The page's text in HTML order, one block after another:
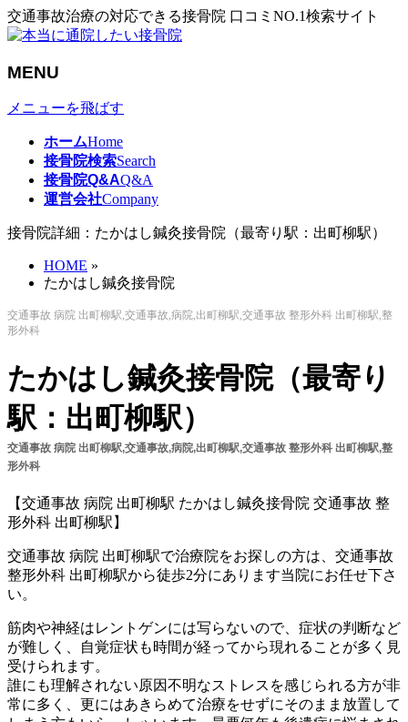
交通事故治療の対応できる接骨院 口コミNO.1検索サイト
MENU
メニューを飛ばす
ホームHome
接骨院検索Search
接骨院Q&AQ&A
運営会社Company
接骨院詳細：たかはし鍼灸接骨院（最寄り駅：出町柳駅）
HOME »
たかはし鍼灸接骨院
交通事故 病院 出町柳駅,交通事故,病院,出町柳駅,交通事故 整形外科 出町柳駅,整
形外科
たかはし鍼灸接骨院（最寄り
駅：出町柳駅）
交通事故 病院 出町柳駅,交通事故,病院,出町柳駅,交通事故 整形外科 出町柳駅,整
形外科
【交通事故 病院 出町柳駅 たかはし鍼灸接骨院 交通事故 整
形外科 出町柳駅】
交通事故 病院 出町柳駅で治療院をお探しの方は、交通事故
整形外科 出町柳駅から徒歩2分にあります当院にお任せ下さ
い。
筋肉や神経はレントゲンには写らないので、症状の判断など
が難しく、自覚症状も時間が経ってから現れることが多く見
受けられます。
誰にも理解されない原因不明なストレスを感じられる方が非
常に多く、更にはあきらめて治療をせずにそのまま放置して